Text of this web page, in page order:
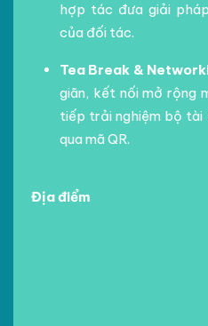
hợp tác đưa giải
của đối tác.
Tea Break &
giãn, kết nối mở rộng
tiếp trải nghiệm bộ tài
qua mã QR.
Địa điểm